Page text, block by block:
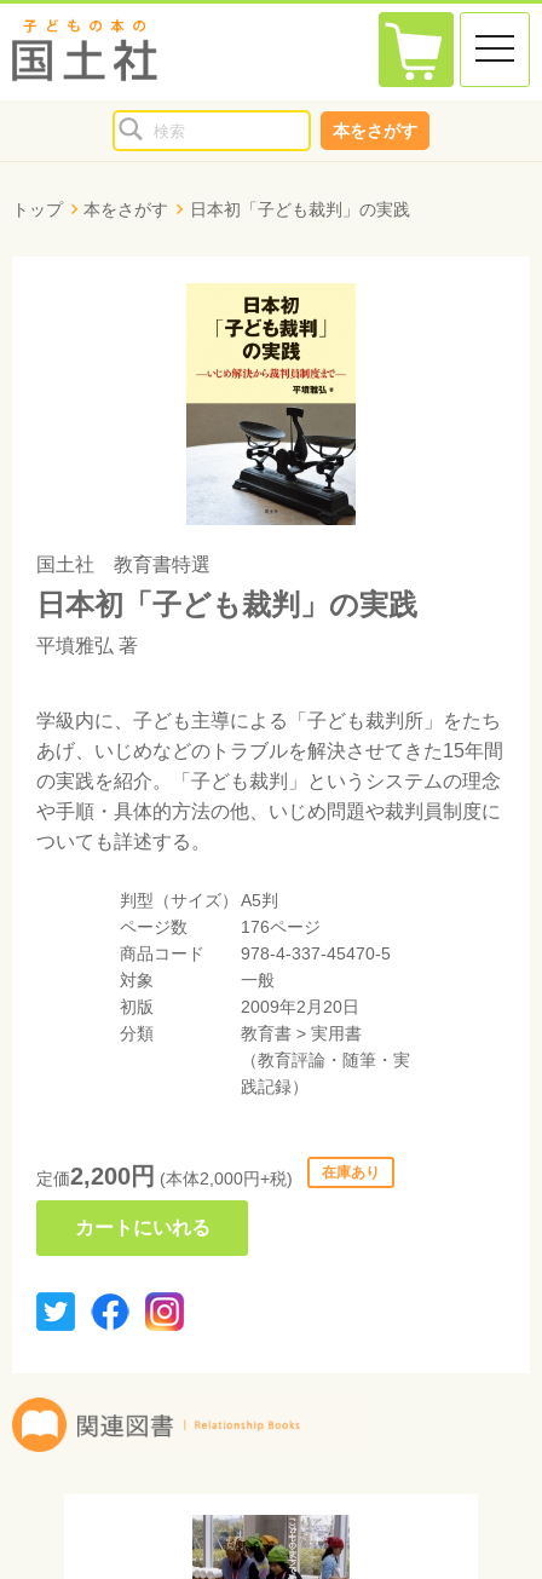
toggle
本をさがす
トップ 本をさがす 日本初「子ども裁判」の実践
国土社 教育書特選
日本初「子ども裁判」の実践
平墳雅弘 著
学級内に、子ども主導による「子ども裁判所」をたち
あげ、いじめなどのトラブルを解決させてきた15年間
の実践を紹介。「子ども裁判」というシステムの理念
や手順・具体的方法の他、いじめ問題や裁判員制度に
ついても詳述する。
判型（サイズ）
A5判
ページ数
176ページ
商品コード
978-4-337-45470-5
対象
一般
初版
2009年2月20日
分類
教育書 > 実用書
（教育評論・随筆・実
践記録）
定価2,200円 (本体2,000円+税) 在庫あり
カートにいれる